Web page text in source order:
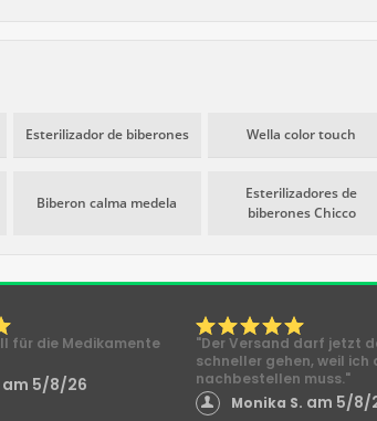
Esterilizador de biberones Wella color touch
Biberon calma medela
Esterilizadores de
biberones Chicco
für die Medikamente
am 5/8/26
"Der Versand darf jetzt
schneller gehen, weil ich
nachbestellen muss."
Monika S. am 5/8/